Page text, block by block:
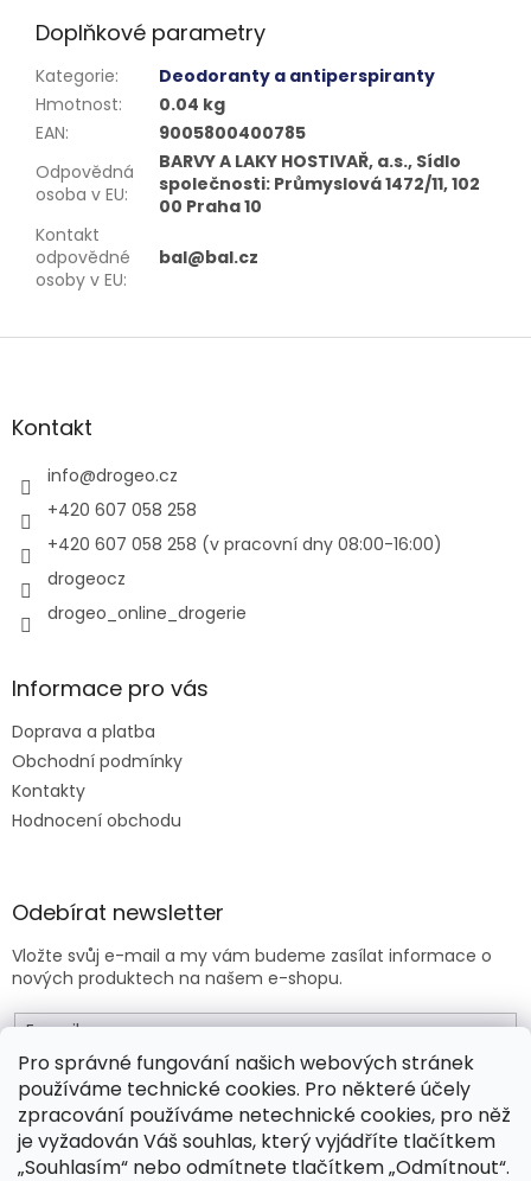
Pro správné fungování našich webových stránek
používáme technické cookies. Pro některé účely
zpracování používáme netechnické cookies, pro něž
je vyžadován Váš souhlas, který vyjádříte tlačítkem
„Souhlasím“ nebo odmítnete tlačítkem „Odmítnout“.
Doplňkové parametry
Kategorie:
Deodoranty a antiperspiranty
Hmotnost:
0.04 kg
EAN:
9005800400785
Odpovědná
osoba v EU:
BARVY A LAKY HOSTIVAŘ, a.s., Sídlo
společnosti: Průmyslová 1472/11, 102
00 Praha 10
Kontakt
odpovědné
osoby v EU:
bal@bal.cz
Z
aKontakt
info@drogeo.cz
+420 607 058 258
+420 607 058 258 (v pracovní dny 08:00-16:00)
drogeocz
drogeo_online_drogerie
Informace pro vás
Doprava a platba
Obchodní podmínky
Kontakty
Hodnocení obchodu
Odebírat newsletter
Vložte svůj e-mail a my vám budeme zasílat informace o
nových produktech na našem e-shopu.
E-mail
Vložením e-mailu souhlasíte sobchodními podmínkami .
PŘIHLÁSIT SE